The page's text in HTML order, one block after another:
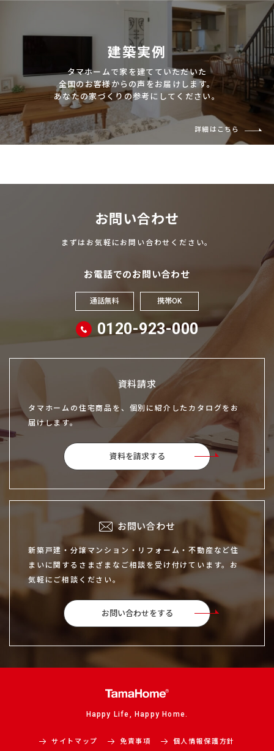
建築実例
タマホームで家を建てていただいた
全国のお客様からの声をお届けします。
あなたの家づくりの参考にしてください。
詳細はこちら
お問い合わせ
まずはお気軽にお問い合わせください。
お電話でのお問い合わせ
通話無料 携帯OK
0120-923-000
資料請求
タマホームの住宅商品を、個別に紹介したカタログをお
届けします。
資料を請求する
お問い合わせ
新築戸建・分譲マンション・リフォーム・不動産など住
まいに関するさまざまなご相談を受け付けています。お
気軽にご相談ください。
お問い合わせをする
Happy Life, Happy Home.
サイトマップ 免責事項 個人情報保護方針